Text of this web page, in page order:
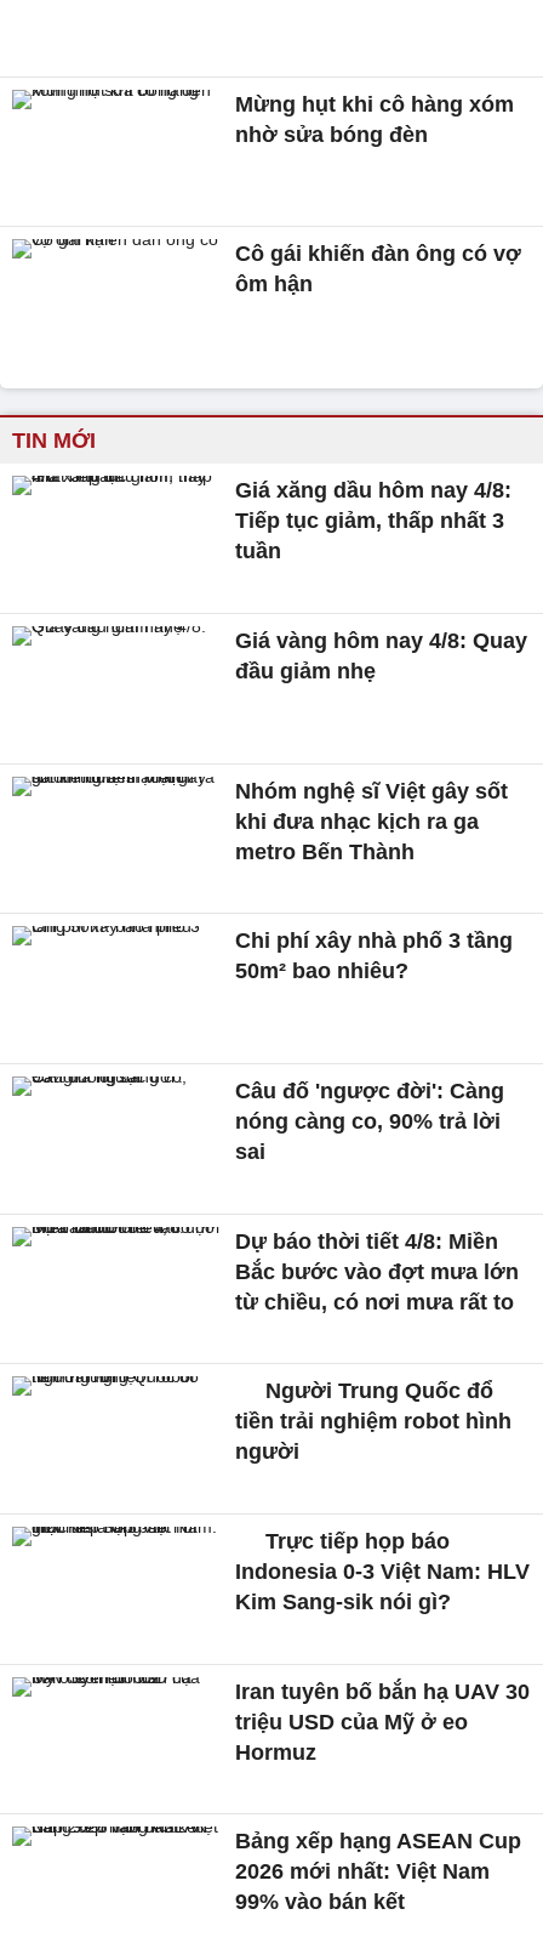
Mừng hụt khi cô hàng xóm
nhờ sửa bóng đèn
Cô gái khiến đàn ông có vợ
ôm hận
TIN MỚI
Giá xăng dầu hôm nay 4/8:
Tiếp tục giảm, thấp nhất 3
tuần
Giá vàng hôm nay 4/8: Quay
đầu giảm nhẹ
Nhóm nghệ sĩ Việt gây sốt
khi đưa nhạc kịch ra ga
metro Bến Thành
Chi phí xây nhà phố 3 tầng
50m² bao nhiêu?
Câu đố 'ngược đời': Càng
nóng càng co, 90% trả lời
sai
Dự báo thời tiết 4/8: Miền
Bắc bước vào đợt mưa lớn
từ chiều, có nơi mưa rất to
Người Trung Quốc đổ
tiền trải nghiệm robot hình
người
Trực tiếp họp báo
Indonesia 0-3 Việt Nam: HLV
Kim Sang-sik nói gì?
Iran tuyên bố bắn hạ UAV 30
triệu USD của Mỹ ở eo
Hormuz
Bảng xếp hạng ASEAN Cup
2026 mới nhất: Việt Nam
99% vào bán kết